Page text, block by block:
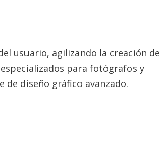
usuario, agilizando la creación de
para fotógrafos y
diseño gráfico avanzado.